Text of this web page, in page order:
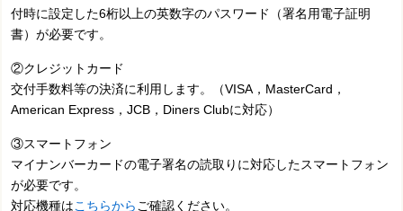
付時に設定した6桁以上の英数字のパスワード（署名用電子証明
書）が必要です。
②クレジットカード
交付手数料等の決済に利用します。（VISA，MasterCard，
American Express，JCB，Diners Clubに対応）
③スマートフォン
マイナンバーカードの電子署名の読取りに対応したスマートフォン
が必要です。
対応機種はこちらから ご確認ください。